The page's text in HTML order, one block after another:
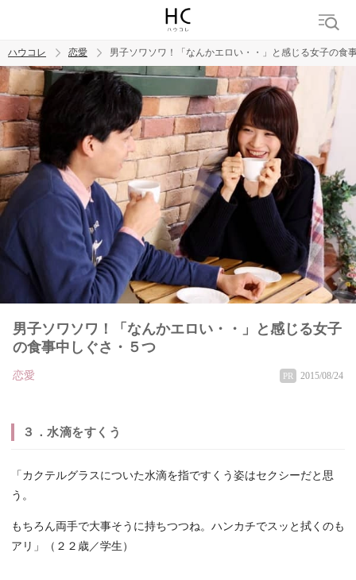
トレンド ワード
恋愛
ハウコレ 恋愛 男子ソワソワ！「なんかエロい・・」と感じる女子の食
男子ソワソワ！「なんかエロい・・」と感じる女子
の食事中しぐさ・５つ
恋愛 PR 2015/08/24
３．水滴をすくう
「カクテルグラスについた水滴を指ですくう姿はセクシーだと思
う。
もちろん両手で大事そうに持ちつつね。ハンカチでスッと拭くのも
アリ」（２２歳／学生）